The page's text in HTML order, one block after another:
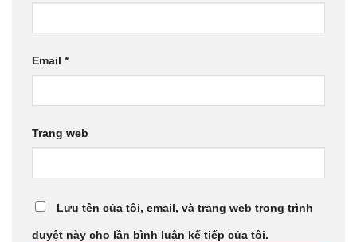
Email *
Trang web
Lưu tên của tôi, email, và trang web trong trình
duyệt này cho lần bình luận kế tiếp của tôi.